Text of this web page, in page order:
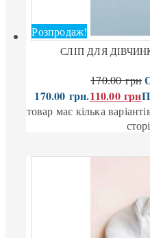
Розпродаж!
СЛІП ДЛЯ
170.00грн
170.00 грн.110.00грн
товар має кілька